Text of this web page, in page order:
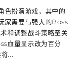
色扮演游戏，其中的
家需要与强大的Boss
和调整战斗策略至关
血量显示改为百分
...